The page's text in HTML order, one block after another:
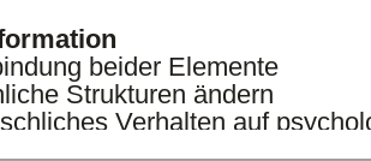
beider Elemente
Strukturen ändern
Verhalten auf